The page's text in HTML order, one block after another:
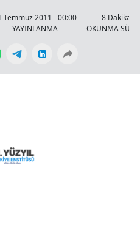
Temmuz 2011 - 00:00
YAYINLANMA
8 Dakika
OKUNMA